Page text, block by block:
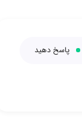
پاسخ دهید